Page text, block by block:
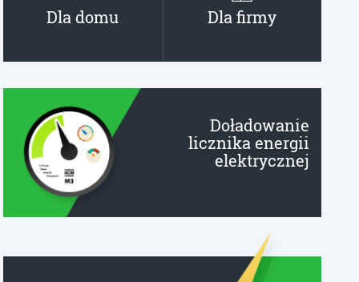
Dla domu Dla firmy
Doładowanie
licznika energii
elektrycznej